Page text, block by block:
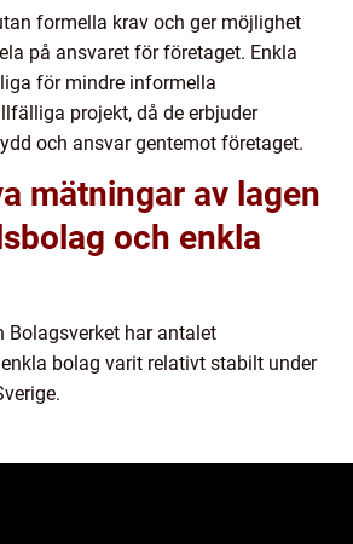
formella krav och ger möjlighet
på ansvaret för företaget. Enkla
för mindre informella
projekt, då de erbjuder
och ansvar gentemot företaget.
mätningar av lagen
och enkla
Bolagsverket har antalet
bolag varit relativt stabilt under